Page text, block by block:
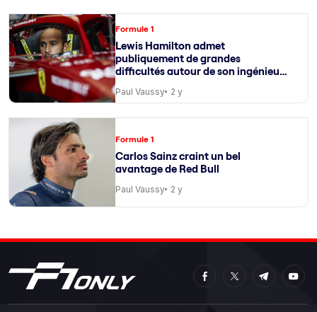
Formule 1
Lewis Hamilton admet
publiquement de grandes
difficultés autour de son ingénieur
Paul Vaussy 2 y
Formule 1
Carlos Sainz craint un bel
avantage de Red Bull
Paul Vaussy 2 y